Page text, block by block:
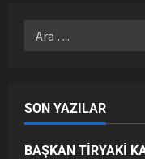
SON YAZILAR
BAŞKAN TİRYAKİ